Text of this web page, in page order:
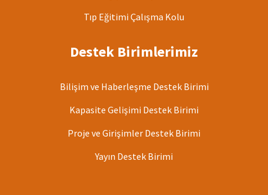
Tıp Eğitimi Çalışma Kolu
Destek Birimlerimiz
Bilişim ve Haberleşme Destek Birimi
Kapasite Gelişimi Destek Birimi
Proje ve Girişimler Destek Birimi
Yayın Destek Birimi